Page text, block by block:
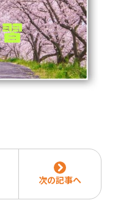
次の記事へ